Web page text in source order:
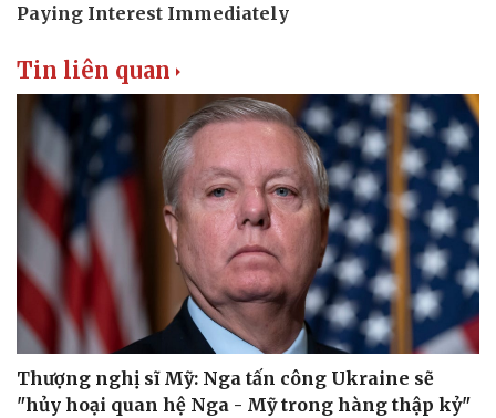
Tin liên quan
Thượng nghị sĩ Mỹ: Nga tấn công Ukraine sẽ
"hủy hoại quan hệ Nga - Mỹ trong hàng thập kỷ"